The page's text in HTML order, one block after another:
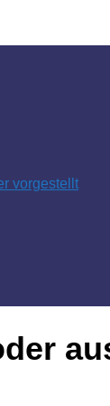
vorgestellt